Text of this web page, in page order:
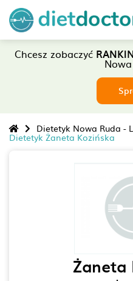
Chcesz zobaczyć
Dietetyk Nowa Ruda -
Dietetyk Żaneta Kozińska
Żaneta